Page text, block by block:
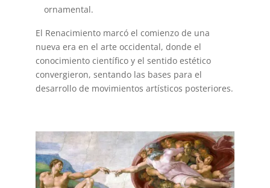
ornamental.
El Renacimiento marcó el comienzo de una
nueva era en el arte occidental, donde el
conocimiento científico y el sentido estético
convergieron, sentando las bases para el
desarrollo de movimientos artísticos posteriores.